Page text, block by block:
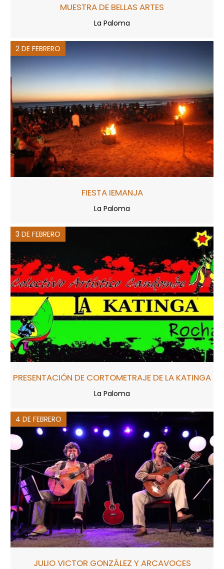
MUESTRA DE BELLAS ARTES
La Paloma
2 DE FEBRERO
FIESTA IEMANJA
La Paloma
3 DE FEBRERO
PRESENTACIÓN DE CORTOMETRAJE DE LA KATINGA
La Paloma
4 DE FEBRERO
JULIO VICTOR GONZÁLEZ Y ARCAVOCES